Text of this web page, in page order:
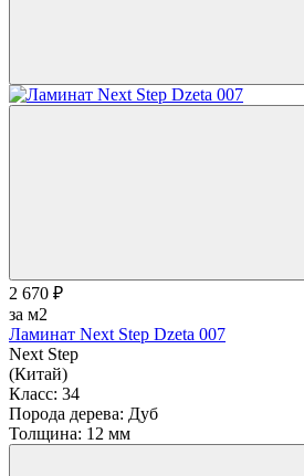
2 670 ₽
за м2
Ламинат Next Step Dzeta 007
Next Step
(Китай)
Класс: 34
Порода дерева: Дуб
Толщина: 12 мм